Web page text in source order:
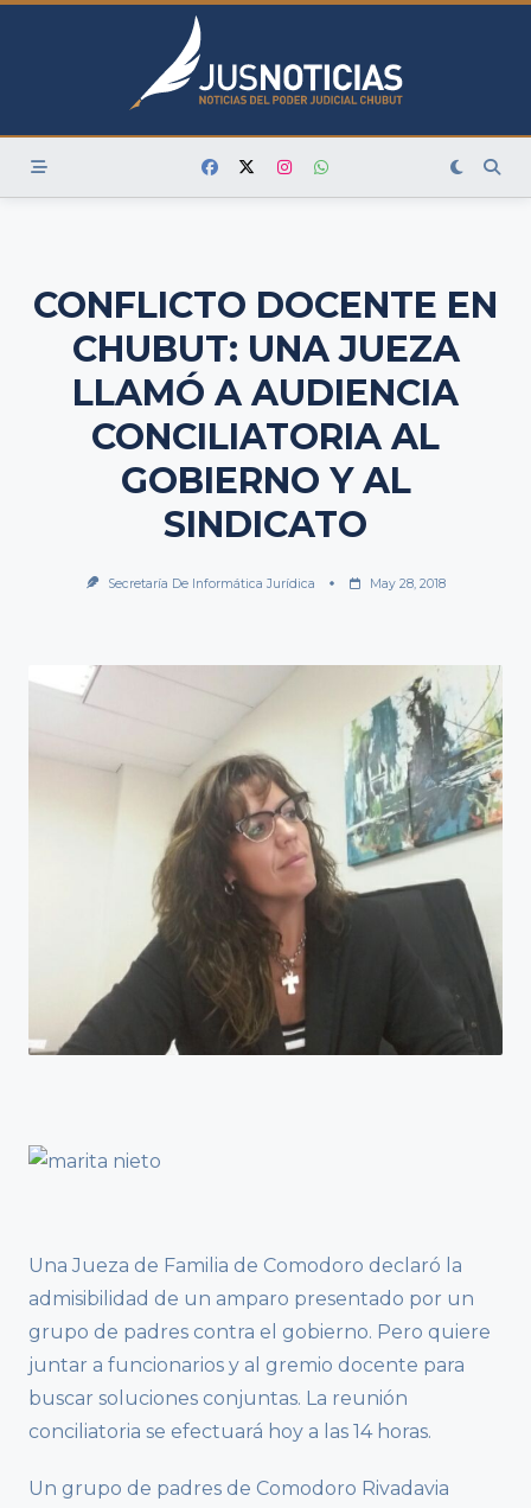
Skip
CONFLICTO DOCENTE EN
CHUBUT: UNA JUEZA
LLAMÓ A AUDIENCIA
CONCILIATORIA AL
GOBIERNO Y AL
SINDICATO
Secretaría De Informática Jurídica May 28, 2018
Una Jueza de Familia de Comodoro declaró la
admisibilidad de un amparo presentado por un
grupo de padres contra el gobierno. Pero quiere
juntar a funcionarios y al gremio docente para
buscar soluciones conjuntas. La reunión
conciliatoria se efectuará hoy a las 14 horas.
Un grupo de padres de Comodoro Rivadavia